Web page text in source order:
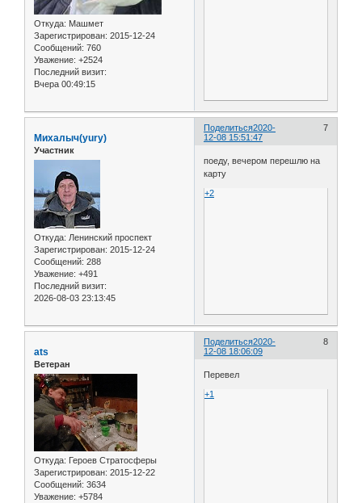
Откуда: Машмет
Зарегистрирован: 2015-12-24
Сообщений: 760
Уважение: +2524
Последний визит:
Вчера 00:49:15
Поделиться 7
2020-
12-08 15:51:47
Михалыч(yury)
Участник
Откуда: Ленинский проспект
Зарегистрирован: 2015-12-24
Сообщений: 288
Уважение: +491
Последний визит:
2026-08-03 23:13:45
поеду, вечером перешлю на
карту
+2
Поделиться 8
2020-
12-08 18:06:09
ats
Ветеран
Откуда: Героев Стратосферы
Зарегистрирован: 2015-12-22
Сообщений: 3634
Уважение: +5784
Перевел
+1